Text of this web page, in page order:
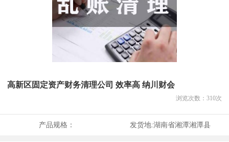
高新区固定资产财务清理公司 效率高 纳川财会
浏览次数： 310次
产品规格： 发货地:湖南省湘潭湘潭县